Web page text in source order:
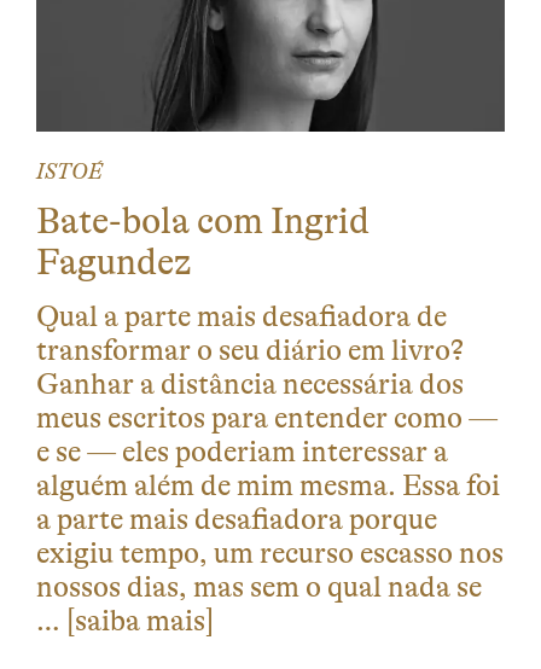
ISTOÉ
Bate-bola com Ingrid
Fagundez
Qual a parte mais desafiadora de
transformar o seu diário em livro?
Ganhar a distância necessária dos
meus escritos para entender como —
e se — eles poderiam interessar a
alguém além de mim mesma. Essa foi
a parte mais desafiadora porque
exigiu tempo, um recurso escasso nos
nossos dias, mas sem o qual nada se
… [saiba mais]